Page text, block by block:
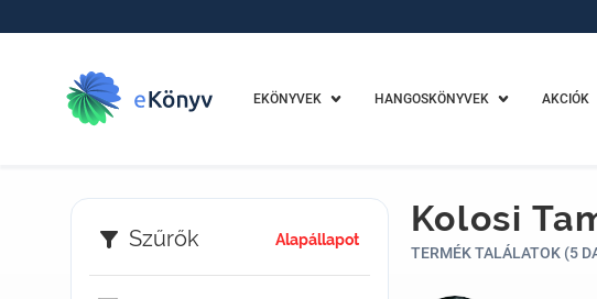
EKÖNYVEK HANGOSKÖNYVEK AKCIÓK
Szűrők Alapállapot
Kolosi
TERMÉK TALÁLATOK (5